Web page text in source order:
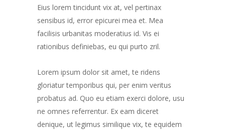
Eius lorem tincidunt vix at, vel pertinax
sensibus id, error epicurei mea et. Mea
facilisis urbanitas moderatius id. Vis ei
rationibus definiebas, eu qui purto zril.
Lorem ipsum dolor sit amet, te ridens
gloriatur temporibus qui, per enim veritus
probatus ad. Quo eu etiam exerci dolore, usu
ne omnes referrentur. Ex eam diceret
denique, ut legimus similique vix, te equidem